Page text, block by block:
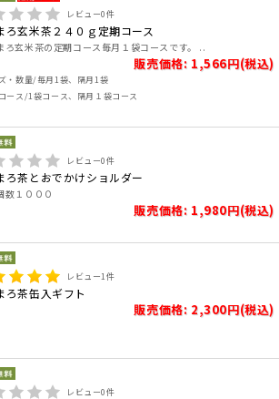
レビュー0件
ろ玄米茶２４０ｇ定期コース
ろ玄米茶の定期コース毎月１袋コースです。 ..
販売価格: 1,566円(税込)
・数量/毎月1袋、隔月1袋
ース/1袋コース、隔月１袋コース
レビュー0件
ろ茶とおでかけショルダー
数１０００
販売価格: 1,980円(税込)
レビュー1件
ろ茶缶入ギフト
販売価格: 2,300円(税込)
レビュー0件